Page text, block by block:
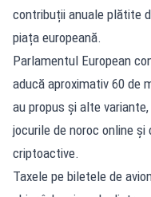
contribuții anuale plătite
piața europeană.
Parlamentul European
aducă aproximativ 60 de
au propus și alte
jocurile de noroc online
criptoactive.
Taxele pe biletele de